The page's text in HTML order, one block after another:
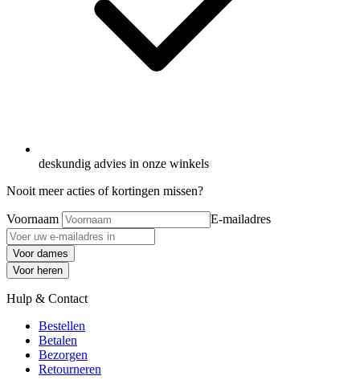
deskundig advies in onze winkels
Nooit meer acties of kortingen missen?
Voornaam E-mailadres
Voor dames
Voor heren
Hulp & Contact
Bestellen
Betalen
Bezorgen
Retourneren